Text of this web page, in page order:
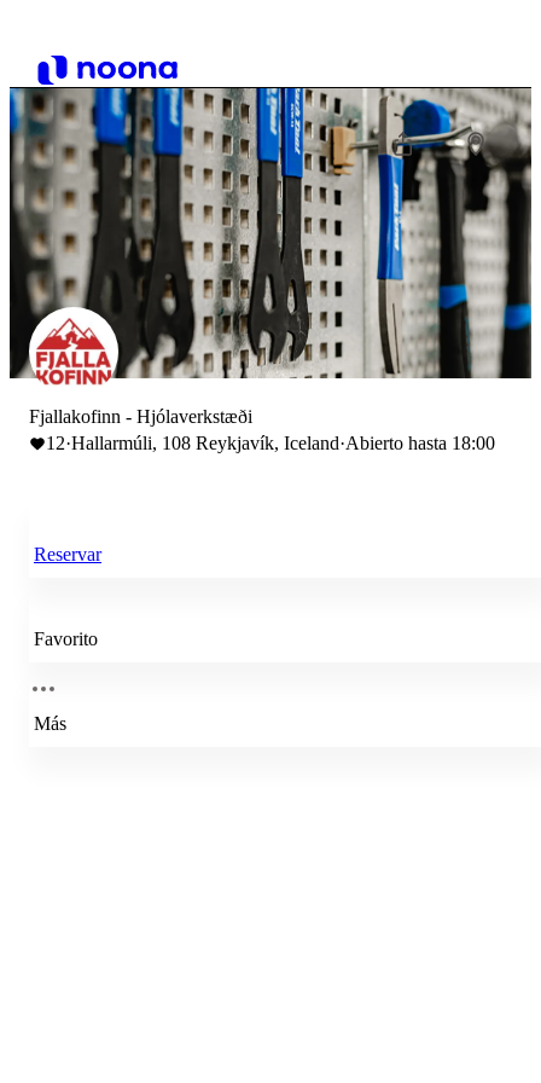
Fjallakofinn - Hjólaverkstæði
12·Hallarmúli, 108 Reykjavík, Iceland·Abierto hasta 18:00
Reservar
Favorito
Más